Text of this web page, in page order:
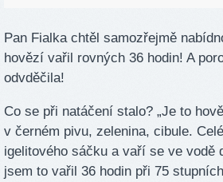
Pan Fialka chtěl samozřejmě
hovězí vařil rovných 36 hodin! A
odvděčila!
Co se při natáčení stalo? „Je to
v černém pivu, zelenina, cibule.
igelitového sáčku a vaří se ve vodě
jsem to vařil 36 hodin při 75